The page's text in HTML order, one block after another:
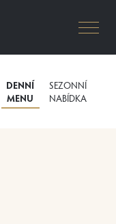
DENNÍ
MENU
SEZONNÍ
NABÍDKA